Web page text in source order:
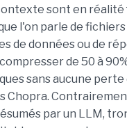
sont en
l'on parle de fichiers
de données ou de
de 50 à
sans aucune
Chopra.
par un LLM,